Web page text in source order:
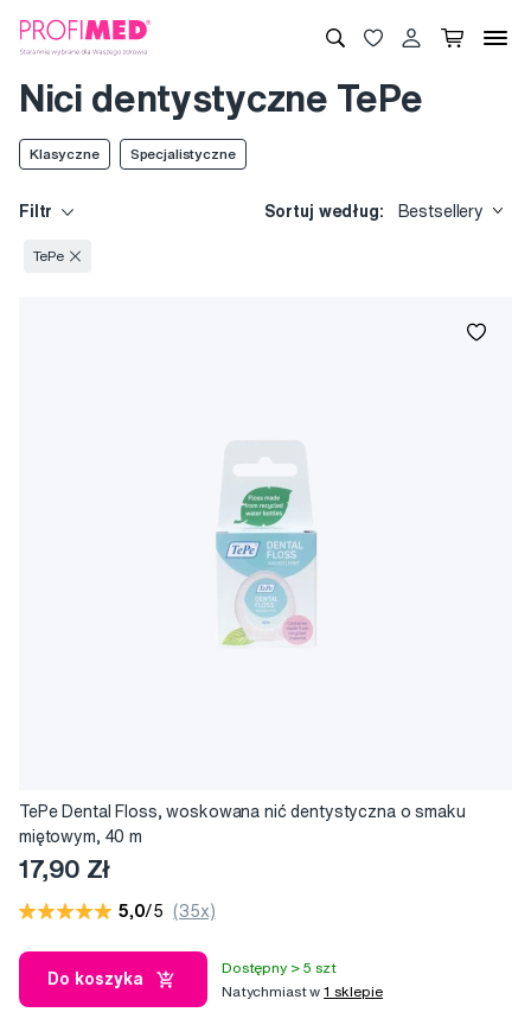
Nici dentystyczne TePe
Klasyczne Specjalistyczne
Filtr Sortuj według: Bestsellery
TePe
TePe Dental Floss, woskowana nić dentystyczna o smaku
miętowym, 40 m
17,90 Zł
5,0/5 (35x)
Do koszyka
Dostępny > 5 szt
Natychmiast w1 sklepie